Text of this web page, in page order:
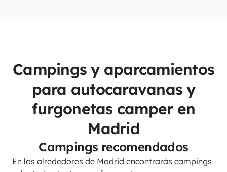
Campings y aparcamientos
para autocaravanas y
furgonetas camper en
Madrid
Campings recomendados
En los alrededores de Madrid encontrarás campings